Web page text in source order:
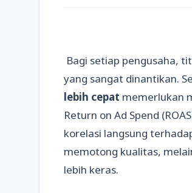
Bagi setiap pengusaha,
yang sangat dinantikan.
lebih cepat memerlukan
Return on Ad Spend
korelasi langsung
memotong kualitas,
lebih keras.